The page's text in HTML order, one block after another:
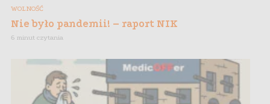
WOLNOŚĆ
Nie było pandemii! – raport NIK
6 minut czytania